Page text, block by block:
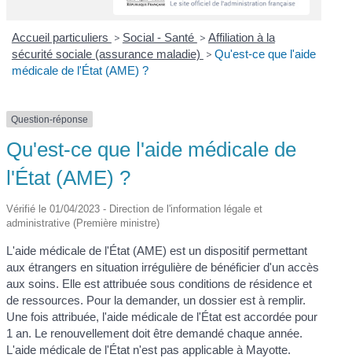
Accueil particuliers > Social - Santé > Affiliation à la
sécurité sociale (assurance maladie) > Qu'est-ce que l'aide
médicale de l'État (AME) ?
Question-réponse
Qu'est-ce que l'aide médicale de
l'État (AME) ?
Vérifié le 01/04/2023 - Direction de l'information légale et
administrative (Première ministre)
L'aide médicale de l'État (AME) est un dispositif permettant
aux étrangers en situation irrégulière de bénéficier d'un accès
aux soins. Elle est attribuée sous conditions de résidence et
de ressources. Pour la demander, un dossier est à remplir.
Une fois attribuée, l'aide médicale de l'État est accordée pour
1 an. Le renouvellement doit être demandé chaque année.
L'aide médicale de l'État n'est pas applicable à Mayotte.